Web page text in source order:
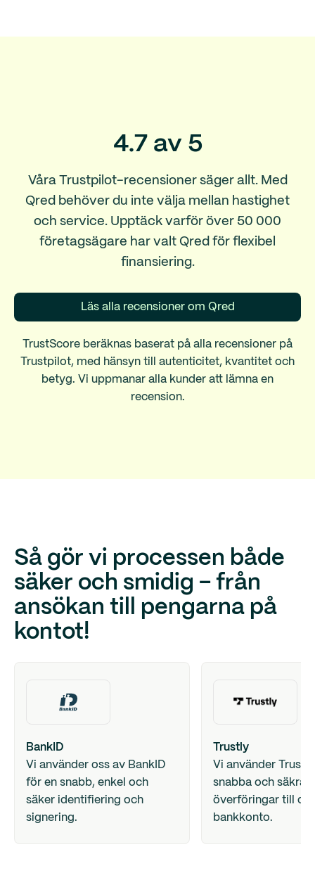
4.7 av 5
Våra Trustpilot-recensioner säger allt. Med
Qred behöver du inte välja mellan hastighet
och service. Upptäck varför över 50 000
företagsägare har valt Qred för flexibel
finansiering.
Läs alla recensioner om Qred
TrustScore beräknas baserat på alla recensioner på
Trustpilot, med hänsyn till autenticitet, kvantitet och
betyg. Vi uppmanar alla kunder att lämna en
recension.
Så gör vi processen både
säker och smidig – från
ansökan till pengarna på
kontot!
BankID
Vi använder oss av BankID
för en snabb, enkel och
säker identifiering och
signering.
Trustly
Vi använder
snabba och säkra
överföringar till ditt
bankkonto.